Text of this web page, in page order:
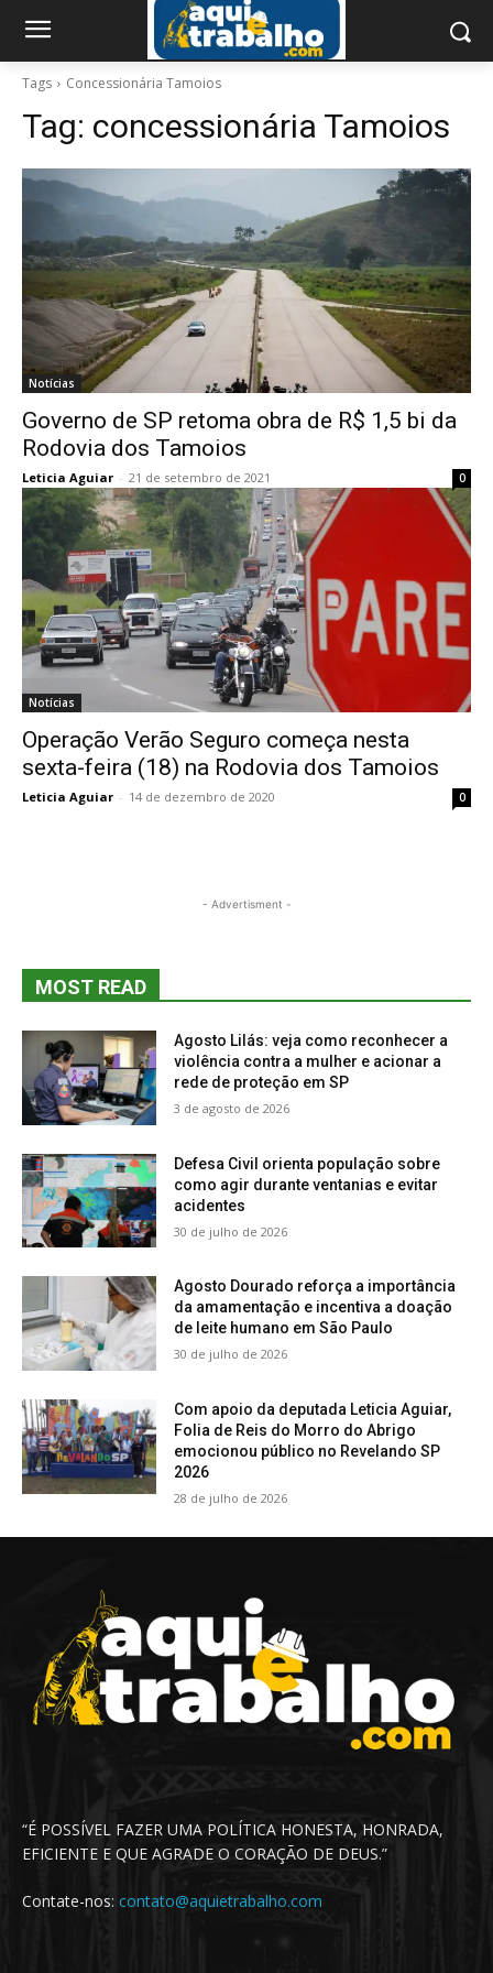
Tags Concessionária Tamoios
Tag: concessionária Tamoios
Notícias
Governo de SP retoma obra de R$ 1,5 bi da
Rodovia dos Tamoios
Leticia Aguiar - 21 de setembro de 2021 0
Notícias
Operação Verão Seguro começa nesta
sexta-feira (18) na Rodovia dos Tamoios
Leticia Aguiar - 14 de dezembro de 2020 0
- Advertisment -
MOST READ
Agosto Lilás: veja como reconhecer a
violência contra a mulher e acionar a
rede de proteção em SP
3 de agosto de 2026
Defesa Civil orienta população sobre
como agir durante ventanias e evitar
acidentes
30 de julho de 2026
Agosto Dourado reforça a importância
da amamentação e incentiva a doação
de leite humano em São Paulo
30 de julho de 2026
Com apoio da deputada Leticia Aguiar,
Folia de Reis do Morro do Abrigo
emocionou público no Revelando SP
2026
28 de julho de 2026
“É POSSÍVEL FAZER UMA POLÍTICA HONESTA, HONRADA,
EFICIENTE E QUE AGRADE O CORAÇÃO DE DEUS.”
Contate-nos: contato@aquietrabalho.com